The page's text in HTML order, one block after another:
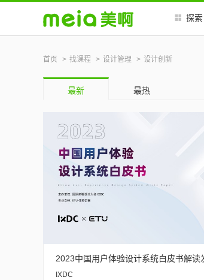
探索
首页 找课程 设计管理 设计创新
最新 最热
2023中国用户体验设计系统白皮书解读
IXDC